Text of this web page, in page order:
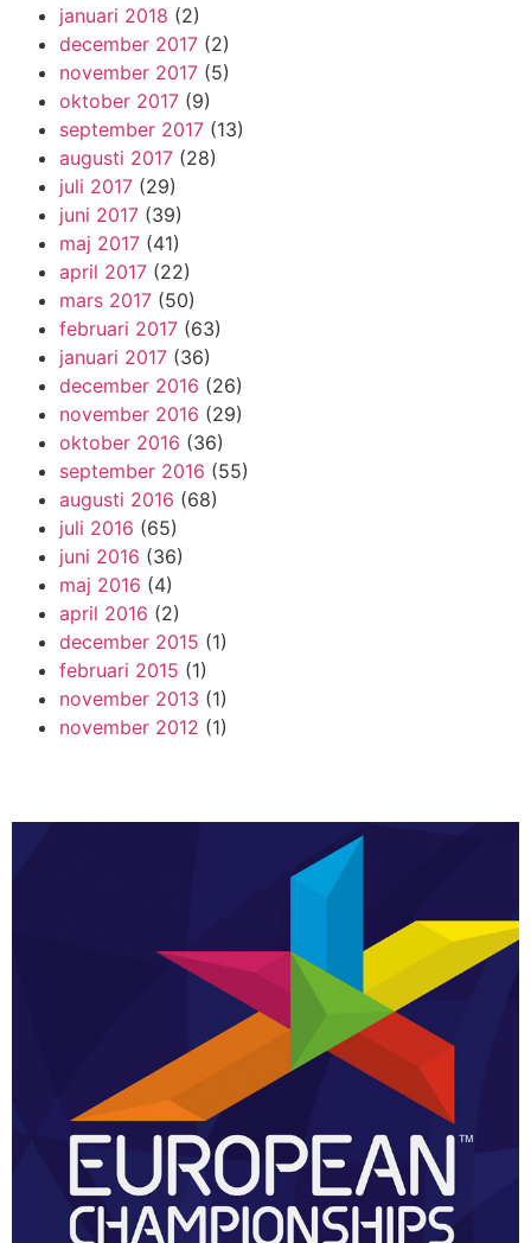
januari 2018 (2)
december 2017 (2)
november 2017 (5)
oktober 2017 (9)
september 2017 (13)
augusti 2017 (28)
juli 2017 (29)
juni 2017 (39)
maj 2017 (41)
april 2017 (22)
mars 2017 (50)
februari 2017 (63)
januari 2017 (36)
december 2016 (26)
november 2016 (29)
oktober 2016 (36)
september 2016 (55)
augusti 2016 (68)
juli 2016 (65)
juni 2016 (36)
maj 2016 (4)
april 2016 (2)
december 2015 (1)
februari 2015 (1)
november 2013 (1)
november 2012 (1)